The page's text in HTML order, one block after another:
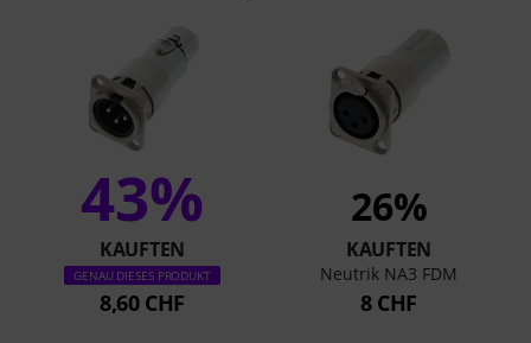
43%
KAUFTEN
GENAU DIESES PRODUKT
8,60 CHF
26%
KAUFTEN
Neutrik NA3 FDM
8 CHF